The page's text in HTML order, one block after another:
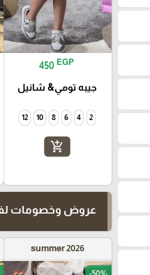
450 EGP
جيبه تومي& شانيل
2
4
6
8
10
12
add_shopping_cart
عروض وخصومات
summer 2026